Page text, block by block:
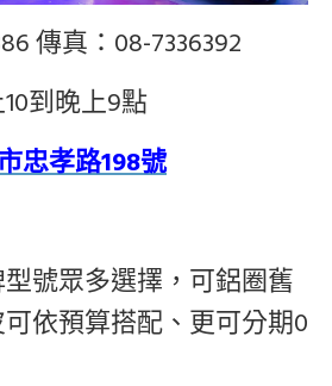
傳真：08-7336392
到晚上9點
忠孝路198號
號眾多選擇，可鋁圈舊
依預算搭配、更可分期0